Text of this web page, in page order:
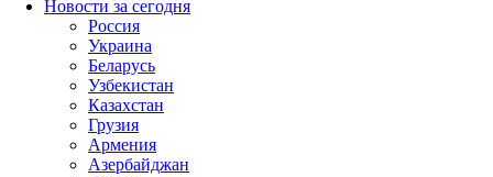
Новости за сегодня
Россия
Украина
Беларусь
Узбекистан
Казахстан
Грузия
Армения
Азербайджан